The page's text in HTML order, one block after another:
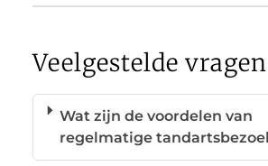
Veelgestelde vragen
Wat zijn de voordelen van
regelmatige